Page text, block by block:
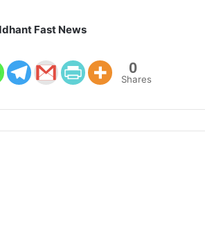
Fast News
0
Shares